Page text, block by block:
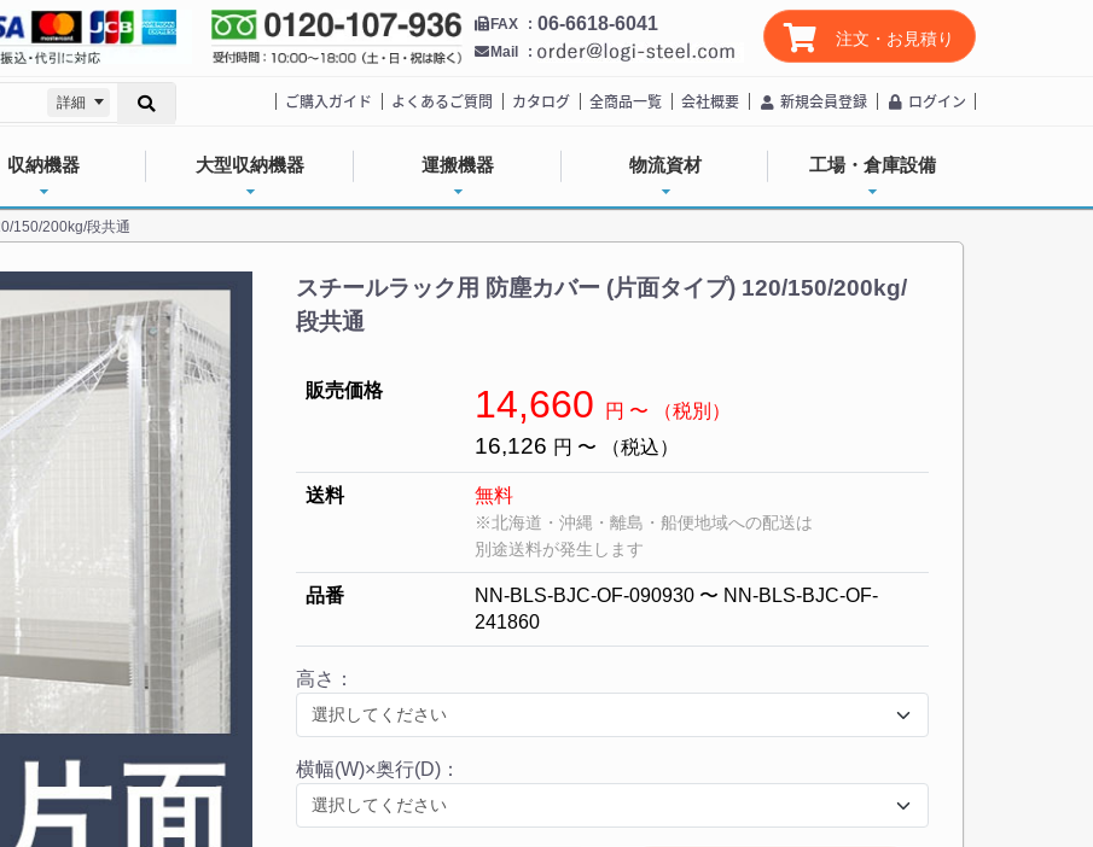
詳細
FAX 06-6618-6041
Mail
注文・お見積り
ご購入ガイド よくあるご質問 カタログ 全商品一覧 会社概要 新規会員登録 ログイン
収納機器 大型収納機器 運搬機器 物流資材 工場・倉庫設備
150/200kg/段共通
スチールラック用 防塵カバー (片面タイプ) 120/150/200kg/
段共通
販売価格 14,660 円 〜 （税別）
16,126 円 〜 （税込）
送料 無料
※北海道・沖縄・離島・船便地域への配送は
別途送料が発生します
品番
NN-BLS-BJC-OF-090930 〜 NN-BLS-BJC-OF-
241860
高さ：
横幅(W)×奥行(D)：